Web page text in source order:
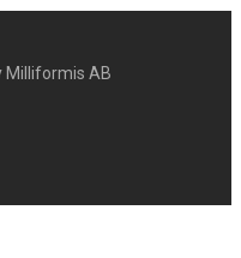
Milliformis AB